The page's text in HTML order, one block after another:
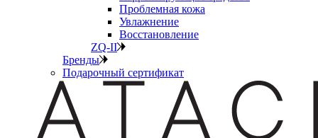
Проблемная кожа
Увлажнение
Восстановление
ZQ-II
Бренды
Подарочный сертификат